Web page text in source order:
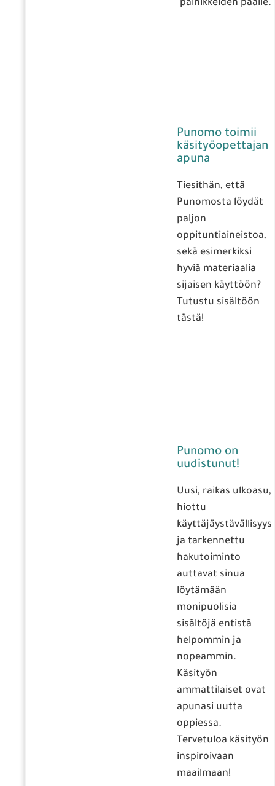
painikkeiden päälle.
Punomo toimii
käsityöopettajan
apuna
Tiesithän, että
Punomosta löydät
paljon
oppituntiaineistoa,
sekä esimerkiksi
hyviä materiaalia
sijaisen käyttöön?
Tutustu sisältöön
tästä!
Punomo on
uudistunut!
Uusi, raikas ulkoasu,
hiottu
käyttäjäystävällisyys
ja tarkennettu
hakutoiminto
auttavat sinua
löytämään
monipuolisia
sisältöjä entistä
helpommin ja
nopeammin.
Käsityön
ammattilaiset ovat
apunasi uutta
oppiessa.
Tervetuloa käsityön
inspiroivaan
maailmaan!